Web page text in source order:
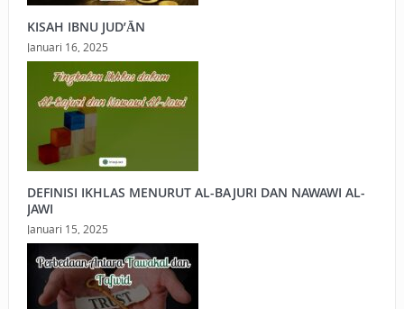
KISAH IBNU JUD’ĀN
Januari 16, 2025
DEFINISI IKHLAS MENURUT AL-BAJURI DAN NAWAWI AL-
JAWI
Januari 15, 2025